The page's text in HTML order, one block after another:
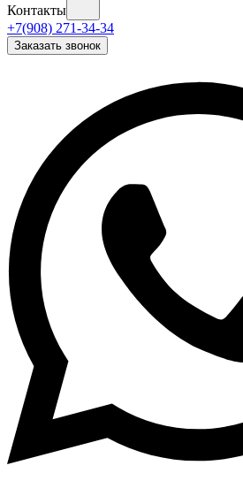
Контакты
+7(908) 271-34-34
Заказать звонок